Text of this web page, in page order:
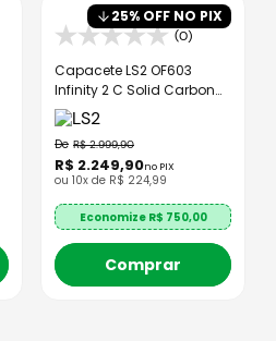
25% OFF NO PIX
(0)
Capacete LS2 OF603
Infinity 2 C Solid Carbon
Brilhante
R$ 2.999,90
R$ 2.249,90no PIX
ou 10x de R$ 224,99
Economize R$ 750,00
Comprar